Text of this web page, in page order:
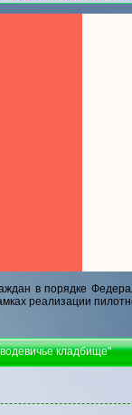
в порядке
реализации
кладбище"